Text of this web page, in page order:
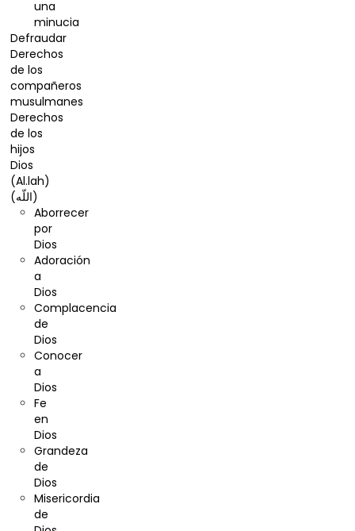
una
minucia
Defraudar
Derechos
de los
compañeros
musulmanes
Derechos
de los
hijos
Dios
(Al.lah)
(اللّه)
Aborrecer
por
Dios
Adoración
a
Dios
Complacencia
de
Dios
Conocer
a
Dios
Fe
en
Dios
Grandeza
de
Dios
Misericordia
de